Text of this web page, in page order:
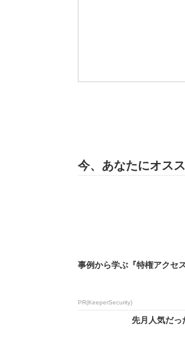
今、あなたにオス
事例から学ぶ『特権アクセス
PR(KeeperSecurity)
先月人気だ